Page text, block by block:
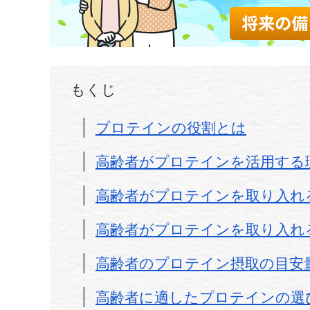
もくじ
プロテインの役割とは
高齢者がプロテインを活用する
高齢者がプロテインを取り入
高齢者がプロテインを取り入
高齢者のプロテイン摂取の目
高齢者に適したプロテインの選